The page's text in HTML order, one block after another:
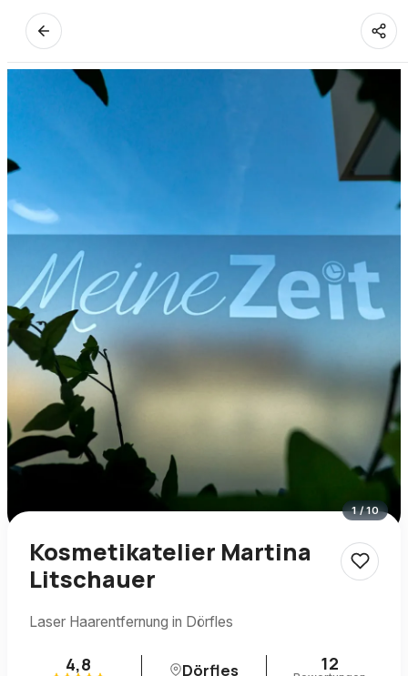
1/10
Kosmetikatelier Martina
Litschauer
Laser Haarentfernung in Dörfles
4,8 Dörfles 12